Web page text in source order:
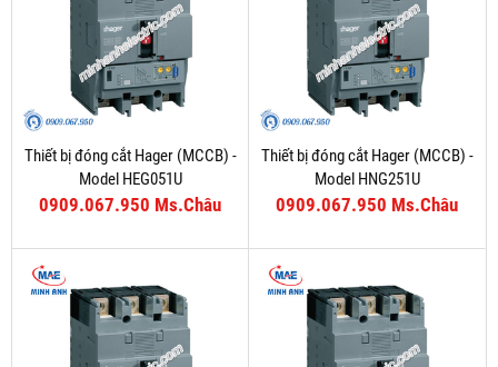
Thiết bị đóng cắt Hager (MCCB) -
Model HEG051U
0909.067.950 Ms.Châu
Thiết bị đóng cắt Hager (MCCB) -
Model HNG251U
0909.067.950 Ms.Châu